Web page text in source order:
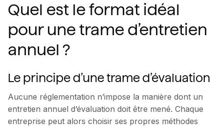
Quel est le format idéal
pour une trame d’entretien
annuel ?
Le principe d’une trame d’évaluation
Aucune réglementation n’impose la manière dont un
entretien annuel d’évaluation doit être mené. Chaque
entreprise peut alors choisir ses propres méthodes